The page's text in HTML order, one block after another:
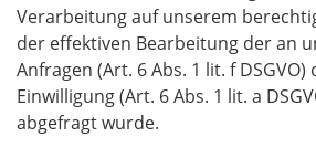
Verarbeitung auf unserem
der effektiven Bearbeitung der an
Anfragen (Art. 6 Abs. 1 lit. f
Einwilligung (Art. 6 Abs. 1 lit. a
abgefragt wurde.